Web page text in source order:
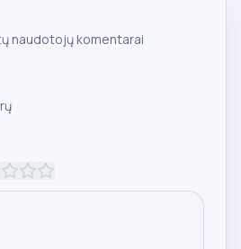
naudotojų komentarai